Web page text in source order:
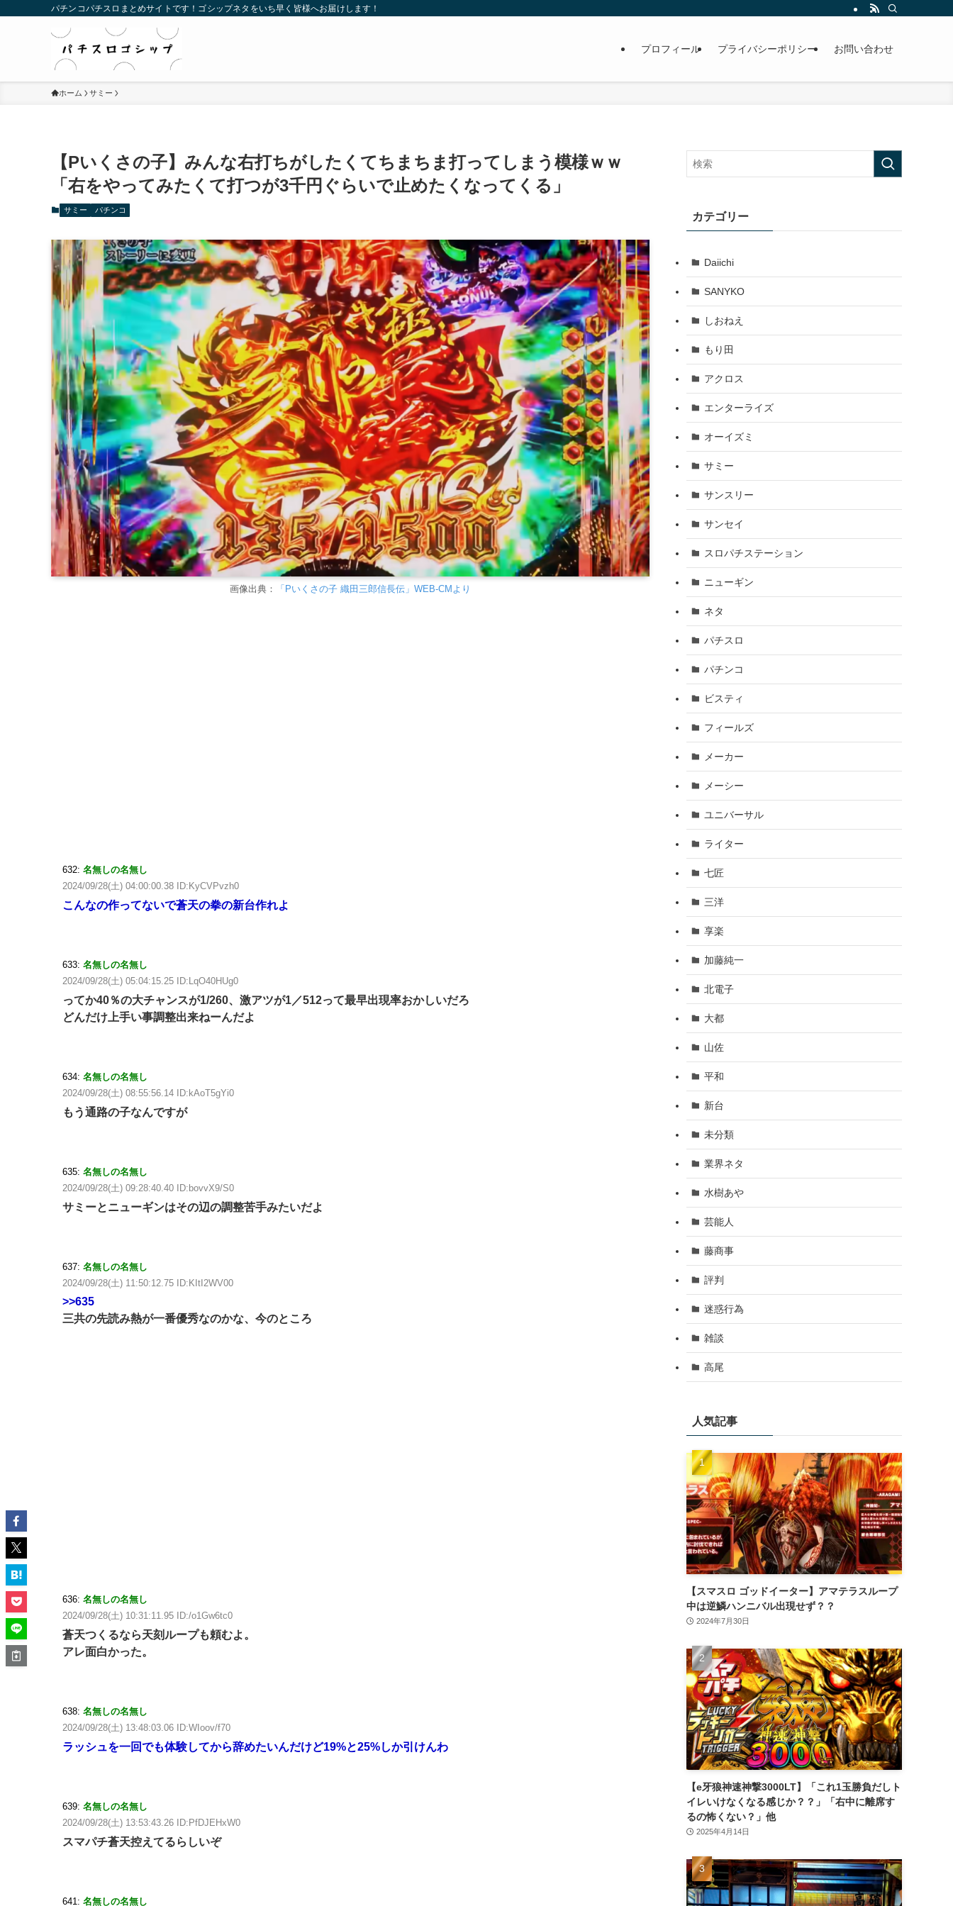
パチンコパチスロまとめサイトです！ゴシップネタをいち早く皆様へお届けします！
プロフィール プライバシーポリシー お問い合わせ
ホーム サミー
【Pいくさの子】みんな右打ちがしたくてちまちま打ってしまう模様ｗｗ
「右をやってみたくて打つが3千円ぐらいで止めたくなってくる」
サミー パチンコ
画像出典： 「Pいくさの子 織田三郎信長伝」WEB-CMより
632: 名無しの名無し
2024/09/28(土) 04:00:00.38 ID:KyCVPvzh0
こんなの作ってないで蒼天の拳の新台作れよ
633: 名無しの名無し
2024/09/28(土) 05:04:15.25 ID:LqO40HUg0
ってか40％の大チャンスが1/260、激アツが1／512って最早出現率おかしいだろ
どんだけ上手い事調整出来ねーんだよ
634: 名無しの名無し
2024/09/28(土) 08:55:56.14 ID:kAoT5gYi0
もう通路の子なんですが
635: 名無しの名無し
2024/09/28(土) 09:28:40.40 ID:bovvX9/S0
サミーとニューギンはその辺の調整苦手みたいだよ
637: 名無しの名無し
2024/09/28(土) 11:50:12.75 ID:KItI2WV00
>>635
三共の先読み熱が一番優秀なのかな、今のところ
636: 名無しの名無し
2024/09/28(土) 10:31:11.95 ID:/o1Gw6tc0
蒼天つくるなら天刻ループも頼むよ。
アレ面白かった。
638: 名無しの名無し
2024/09/28(土) 13:48:03.06 ID:WIoov/f70
ラッシュを一回でも体験してから辞めたいんだけど19%と25%しか引けんわ
639: 名無しの名無し
2024/09/28(土) 13:53:43.26 ID:PfDJEHxW0
スマパチ蒼天控えてるらしいぞ
641: 名無しの名無し
カテゴリー
Daiichi
SANYKO
しおねえ
もり田
アクロス
エンターライズ
オーイズミ
サミー
サンスリー
サンセイ
スロパチステーション
ニューギン
ネタ
パチスロ
パチンコ
ビスティ
フィールズ
メーカー
メーシー
ユニバーサル
ライター
七匠
三洋
享楽
加藤純一
北電子
大都
山佐
平和
新台
未分類
業界ネタ
水樹あや
芸能人
藤商事
評判
迷惑行為
雑談
高尾
人気記事
【スマスロ ゴッドイーター】アマテラスループ
中は逆鱗ハンニバル出現せず？？
2024年7月30日
【e牙狼神速神撃3000LT】「これ1玉勝負だしト
イレいけなくなる感じか？？」「右中に離席す
るの怖くない？」他
2025年4月14日